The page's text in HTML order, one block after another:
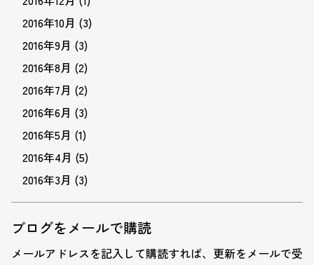
2016年10月 (3)
2016年9月 (3)
2016年8月 (2)
2016年7月 (2)
2016年6月 (3)
2016年5月 (1)
2016年4月 (5)
2016年3月 (3)
ブログをメールで購読
メールアドレスを記入して購読すれば、更新をメールで受